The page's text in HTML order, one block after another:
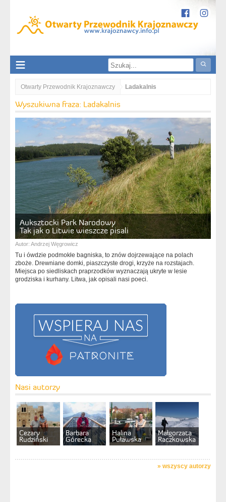
Otwarty Przewodnik Krajoznawczy Ladakalnis
Wyszukiwna fraza: Ladakalnis
Auksztocki Park Narodowy
Tak jak o Litwie wieszcze pisali
Autor: Andrzej Węgrowicz
Tu i ówdzie podmokłe bagniska, to znów dojrzewające na polach
zboże. Drewniane domki, piaszczyste drogi, krzyże na rozstajach.
Miejsca po siedliskach praprzodków wyznaczają ukryte w lesie
grodziska i kurhany. Litwa, jak opisali nasi poeci.
Nasi autorzy
Cezary
Rudziński
Barbara
Górecka
Halina
Puławska
Małgorzata
Raczkowska
» wszyscy autorzy